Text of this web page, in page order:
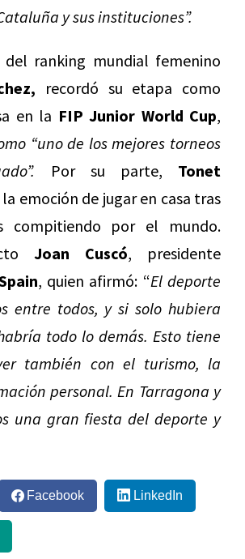
y sus instituciones”.
ranking mundial femenino
recordó su etapa como
en la FIP Junior World Cup,
“uno de los mejores torneos
Por su parte, Tonet
emoción de jugar en casa tras
compitiendo por el mundo.
Joan Cuscó, presidente
, quien afirmó: “El deporte
entre todos, y si solo hubiera
todo lo demás. Esto tiene
también con el turismo, la
personal. En Tarragona y
una gran fiesta del deporte y
Facebook LinkedIn